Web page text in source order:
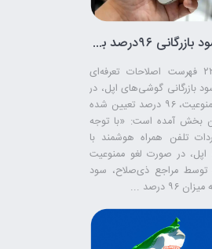
تعیین سود بازرگانی ۹۶درصد برای آیفون به شرط لغو منع واردات
در ردیف ۲۲۶ فهرست اصلاحات تعرفه‌ای
سود بازرگانی گوشی‌های اپل،‌ در
صورت لغو ممنوعیت، ۹۶ درصد تعیین شده
بخش آمده است: «با توجه
تلفن همراه هوشمند با
در صورت لغو ممنوعیت
توسط مراجع ذی‌صلاح، سود
۹۶ درصد ...